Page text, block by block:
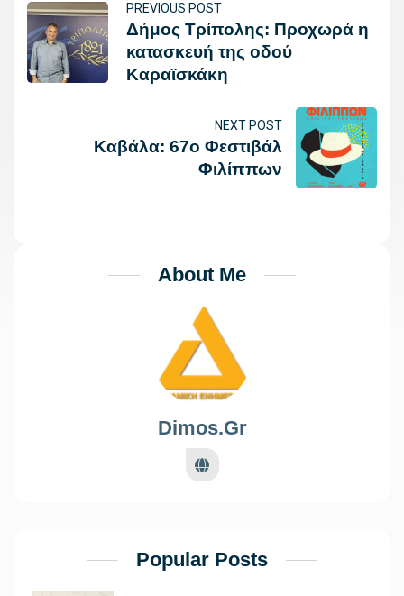
PREVIOUS POST
Δήμος Τρίπολης: Προχωρά η
κατασκευή της οδού
Καραϊσκάκη
NEXT POST
Καβάλα: 67ο Φεστιβάλ
Φιλίππων
About Me
Dimos.gr
Popular Posts